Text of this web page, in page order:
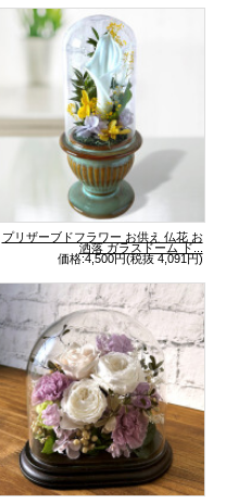
プリザーブドフラワー お供え 仏花 お
洒落 ガラスドーム ド...
価格:4,500円(税抜 4,091円)